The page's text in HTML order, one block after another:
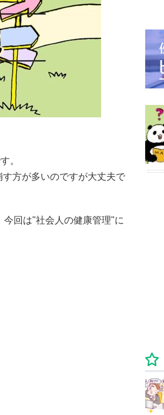
。
方が多いのですが大丈夫で
回は"社会人の健康管理"に